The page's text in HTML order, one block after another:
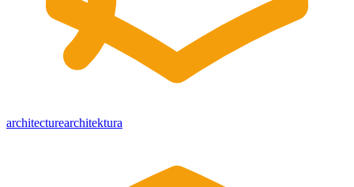
architecturearchitektura